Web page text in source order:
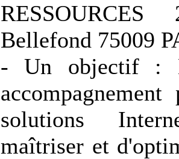
Bellefond 75009
- Un objectif :
solutions
maîtriser et